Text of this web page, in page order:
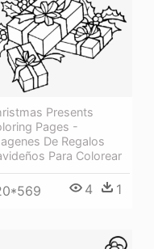
Presents
Pages -
De Regalos
Para Colorear
4 1